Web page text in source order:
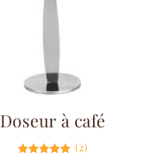
Doseur à café
(2)